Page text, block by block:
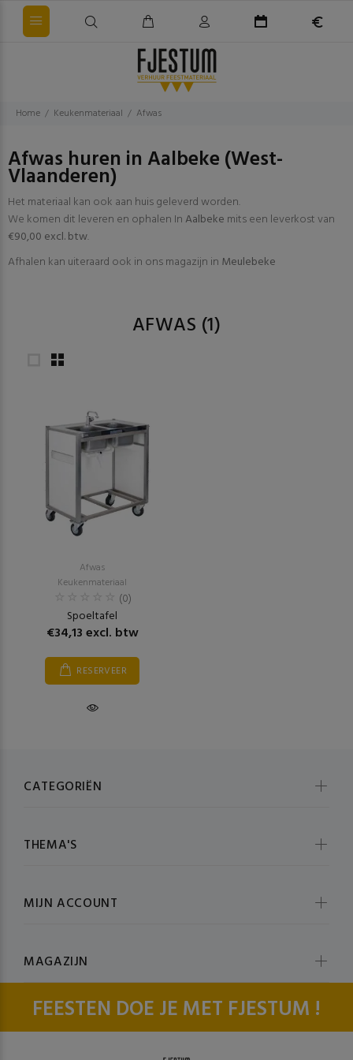
Home Keukenmateriaal Afwas
Afwas huren in Aalbeke (West-
Vlaanderen)
Het materiaal kan ook aan huis geleverd worden.
We komen dit leveren en ophalen In Aalbeke mits een leverkost van
€90,00 excl. btw.
Afhalen kan uiteraard ook in ons magazijn in Meulebeke
AFWAS (1)
Afwas
Keukenmateriaal
(0)
Spoeltafel
€34,13 excl. btw
RESERVEER
FEESTEN DOE JE MET FJESTUM !
CATEGORIËN
THEMA'S
MIJN ACCOUNT
MAGAZIJN